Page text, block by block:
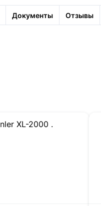
Документы Отзывы